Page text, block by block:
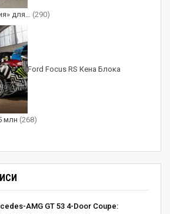
для… (290)
Ford Focus RS Кена Блока
млн (268)
AMG GT 53 4-Door Coupe: